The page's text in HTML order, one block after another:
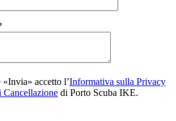
accetto l’Informativa sulla Privacy
di Porto Scuba IKE.